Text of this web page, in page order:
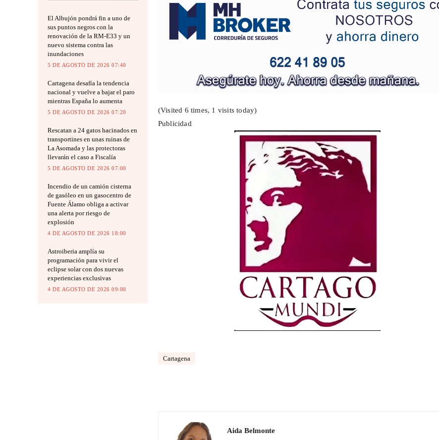
El Albujón pondrá fin a uno de
sus puntos negros con la
renovación de la RM-E33 y un
nuevo sistema contra las
inundaciones
5 DE AGOSTO DE 2026 07:40
Cartagena desafía la tendencia
nacional y vuelve a bajar el paro
mientras España lo aumenta
5 DE AGOSTO DE 2026 07:20
Rescatan a 24 gatos hacinados en
transportines en unas ruinas de
La Asomada y las protectoras
llevarán el caso a Fiscalía
5 DE AGOSTO DE 2026 07:00
Incendio de un camión cisterna
de gasóleo en un gasocentro de
Fuente Álamo obliga a activar
una alerta por riesgo de
explosión
4 DE AGOSTO DE 2026 18:00
Astroiberia amplía su
programación para vivir el
eclipse solar con dos nuevas
experiencias exclusivas
4 DE AGOSTO DE 2026 09:00
(Visited 6 times, 1 visits today)
Publicidad
Cartagena
Aida Belmonte